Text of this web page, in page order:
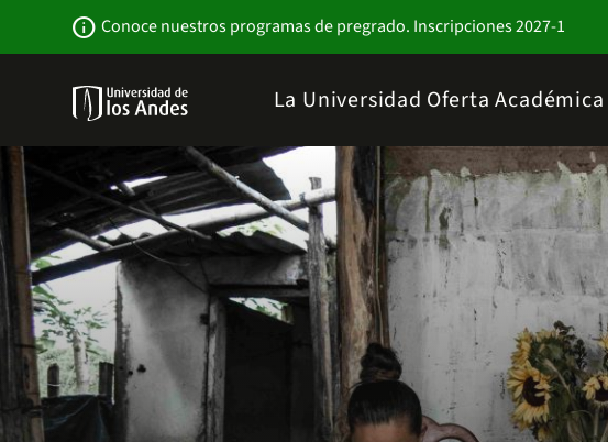
info Conoce nuestros programas de pregrado. Inscripciones 2027-1
Sitio
Institucional
La Universidad Oferta Académica